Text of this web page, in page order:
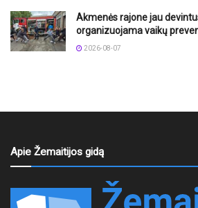
Akmenės rajone jau
organizuojama vaikų
2026-08-07
Apie Žemaitijos gidą